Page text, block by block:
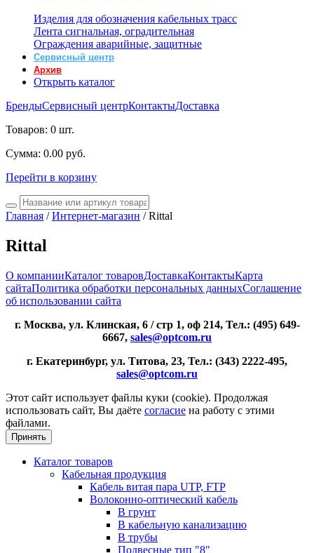
Изделия для обозначения кабельных трасс
Лента сигнальная, оградительная
Ограждения аварийные, защитные
Сервисный центр
Архив
Открыть каталог
БрендыСервисный центрКонтактыДоставка
Товаров: 0 шт.
Cумма: 0.00 руб.
Перейти в корзину
Главная / Интернет-магазин / Rittal
Rittal
О компанииКаталог товаровДоставкаКонтактыКарта
сайтаПолитика обработки персональных данныхСоглашение
об использовании сайта
г. Москва, ул. Клинская, 6 / стр 1, оф 214, Тел.: (495) 649-
6667, sales@optcom.ru
г. Екатеринбург, ул. Титова, 23, Тел.: (343) 2222-495,
sales@optcom.ru
Этот сайт использует файлы куки (cookie). Продолжая
использовать сайт, Вы даёте согласие на работу с этими
файлами.
Принять
Каталог товаров
Кабельная продукция
Кабель витая пара UTP, FTP
Волоконно-оптический кабель
В грунт
В кабельную канализацию
В трубы
Подвесные тип "8"